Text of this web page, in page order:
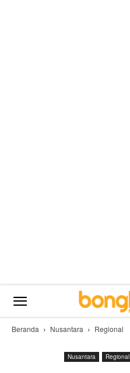
Beranda Nusantara Regional
Nusantara Regional